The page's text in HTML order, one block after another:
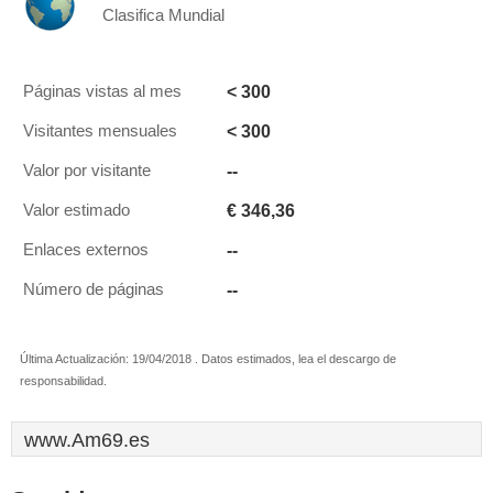
Clasifica Mundial
Páginas vistas al mes < 300
Visitantes mensuales < 300
Valor por visitante --
Valor estimado € 346,36
Enlaces externos --
Número de páginas --
Última Actualización: 19/04/2018 . Datos estimados, lea el descargo de
responsabilidad.
www.Am69.es